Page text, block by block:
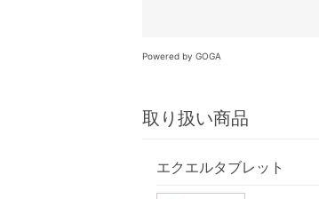
Powered by GOGA
取り扱い商品
エクエルタブレット